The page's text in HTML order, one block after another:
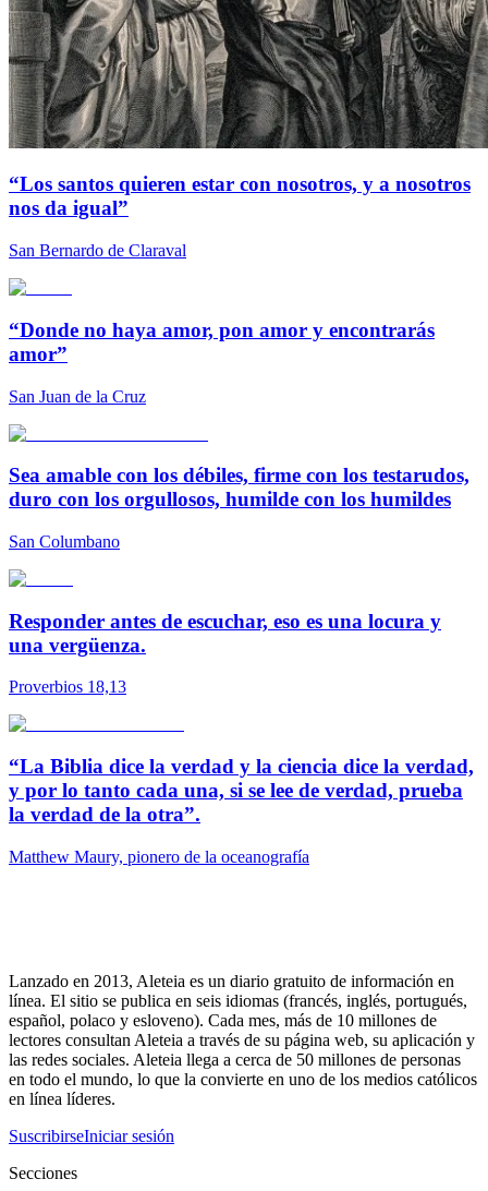
“Los santos quieren estar con nosotros, y a nosotros
nos da igual”
San Bernardo de Claraval
“Donde no haya amor, pon amor y encontrarás
amor”
San Juan de la Cruz
Sea amable con los débiles, firme con los testarudos,
duro con los orgullosos, humilde con los humildes
San Columbano
Responder antes de escuchar, eso es una locura y
una vergüenza.
Proverbios 18,13
“La Biblia dice la verdad y la ciencia dice la verdad,
y por lo tanto cada una, si se lee de verdad, prueba
la verdad de la otra”.
Matthew Maury, pionero de la oceanografía
Lanzado en 2013, Aleteia es un diario gratuito de información en
línea. El sitio se publica en seis idiomas (francés, inglés, portugués,
español, polaco y esloveno). Cada mes, más de 10 millones de
lectores consultan Aleteia a través de su página web, su aplicación y
las redes sociales. Aleteia llega a cerca de 50 millones de personas
en todo el mundo, lo que la convierte en uno de los medios católicos
en línea líderes.
SuscribirseIniciar sesión
Secciones